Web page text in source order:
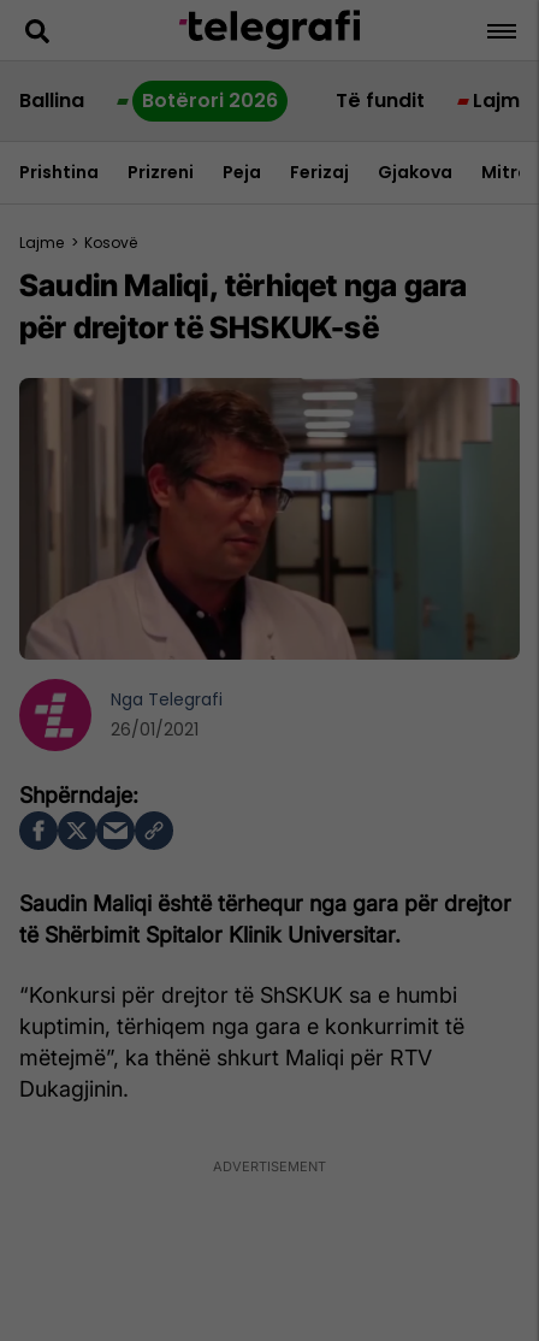
Ballina Botërori 2026 Të fundit Lajme
Prishtina Prizreni Peja Ferizaj Gjakova
Lajme > Kosovë
Saudin Maliqi, tërhiqet nga gara
për drejtor të SHSKUK-së
Saudin Maliqi është tërhequr nga gara për drejtor
të Shërbimit Spitalor Klinik Universitar.
“Konkursi për drejtor të ShSKUK sa e humbi
kuptimin, tërhiqem nga gara e konkurrimit të
mëtejmë”, ka thënë shkurt Maliqi për RTV
Dukagjinin.
Nga Telegrafi
26/01/2021